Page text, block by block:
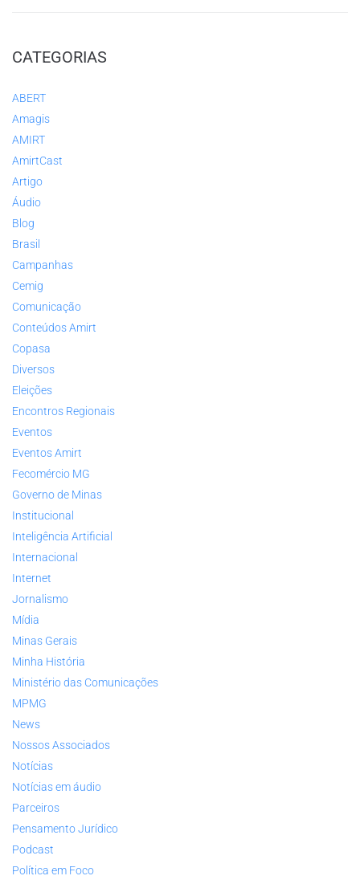
CATEGORIAS
ABERT
Amagis
AMIRT
AmirtCast
Artigo
Áudio
Blog
Brasil
Campanhas
Cemig
Comunicação
Conteúdos Amirt
Copasa
Diversos
Eleições
Encontros Regionais
Eventos
Eventos Amirt
Fecomércio MG
Governo de Minas
Institucional
Inteligência Artificial
Internacional
Internet
Jornalismo
Mídia
Minas Gerais
Minha História
Ministério das Comunicações
MPMG
News
Nossos Associados
Notícias
Notícias em áudio
Parceiros
Pensamento Jurídico
Podcast
Política em Foco